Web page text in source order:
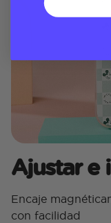
Ajustar e
Encaje
con facilidad